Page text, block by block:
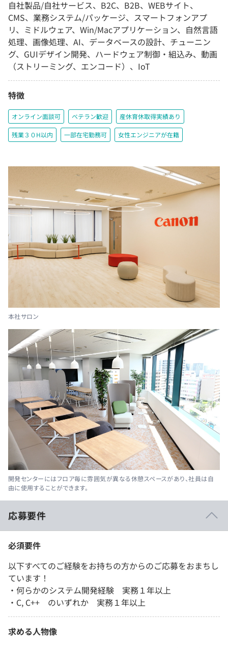
自社製品/自社サービス、B2C、B2B、WEBサイト、
CMS、業務システム/パッケージ、スマートフォンアプ
リ、ミドルウェア、Win/Macアプリケーション、自然言語
処理、画像処理、AI、データベースの設計、チューニン
グ、GUIデザイン開発、ハードウェア制御・組込み、動画
（ストリーミング、エンコード）、IoT
特徴
オンライン面談可 ベテラン歓迎 産休育休取得実績あり
残業３０H以内 一部在宅勤務可 女性エンジニアが在籍
本社サロン
開発センターにはフロア毎に雰囲気が異なる休憩スペースがあり、社員は自
由に使用することができます。
応募要件
必須要件
以下すべてのご経験をお持ちの方からのご応募をおまちし
ています！
・何らかのシステム開発経験 実務１年以上
・C, C++ のいずれか 実務１年以上
求める人物像